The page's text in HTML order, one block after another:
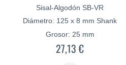
Sisal-Algodón SB-VR
Diámetro: 125 x 8 mm Shank
Grosor: 25 mm
27,13 €